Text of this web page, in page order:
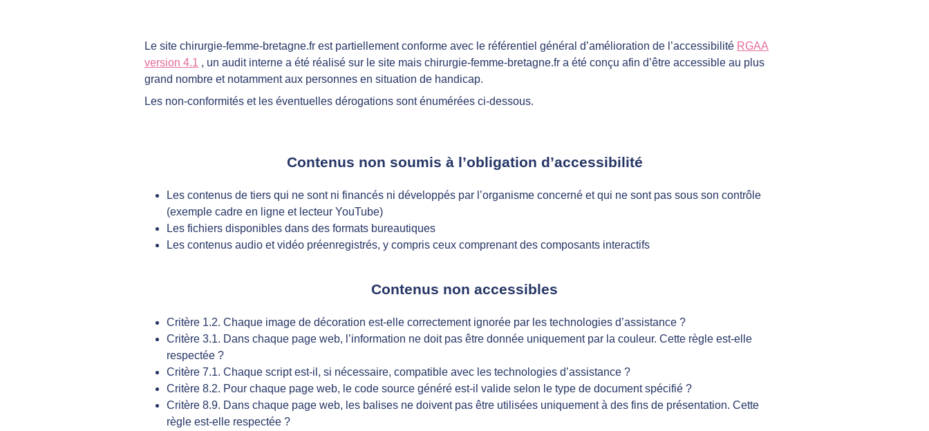
Le site chirurgie-femme-bretagne.fr est partiellement conforme avec le référentiel général d’amélioration de l’accessibilité RGAA
version 4.1 , un audit interne a été réalisé sur le site mais chirurgie-femme-bretagne.fr a été conçu afin d’être accessible au plus
grand nombre et notamment aux personnes en situation de handicap.
Les non-conformités et les éventuelles dérogations sont énumérées ci-dessous.
Contenus non soumis à l’obligation d’accessibilité
Les contenus de tiers qui ne sont ni financés ni développés par l’organisme concerné et qui ne sont pas sous son contrôle
(exemple cadre en ligne et lecteur YouTube)
Les fichiers disponibles dans des formats bureautiques
Les contenus audio et vidéo préenregistrés, y compris ceux comprenant des composants interactifs
Contenus non accessibles
Critère 1.2. Chaque image de décoration est-elle correctement ignorée par les technologies d’assistance ?
Critère 3.1. Dans chaque page web, l’information ne doit pas être donnée uniquement par la couleur. Cette règle est-elle
respectée ?
Critère 7.1. Chaque script est-il, si nécessaire, compatible avec les technologies d’assistance ?
Critère 8.2. Pour chaque page web, le code source généré est-il valide selon le type de document spécifié ?
Critère 8.9. Dans chaque page web, les balises ne doivent pas être utilisées uniquement à des fins de présentation. Cette
règle est-elle respectée ?